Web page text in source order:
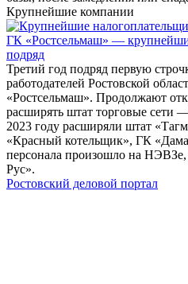
Крупнейшие компании
ГК «Ростсельмаш» —
подряд
Третий год подряд первую
работодателей Ростовской
«Ростсельмаш». Продолжают
расширять штат торговые
2023 году расширяли штат
«Красный котельщик», ГК
персонала произошло на
Рус».
Ростовский деловой портал